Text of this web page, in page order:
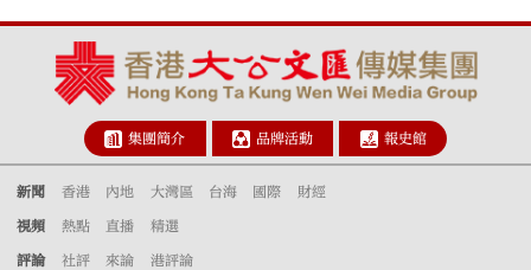
集團簡介 品牌活動 報史館
新聞 香港 內地 大灣區 台海 國際 財經
視頻 熱點 直播 精選
評論 社評 來論 港評論